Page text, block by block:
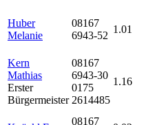
Huber
Melanie
08167
6943-52
1.01
Kern
Mathias
Erster
Bürgermeister
08167
6943-30
0175
2614485
1.16
08167